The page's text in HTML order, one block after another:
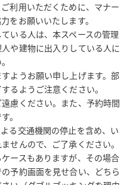
利用いただくために、マナー
をお願いいたします。
いる人は、本スペースの管理
や建物に出入りしている人に
ようお願い申し上げます。部
るようご注意ください。
慮ください。また、予約時間
。
る交通機関の停止を含め、い
せんので、ご了承ください。
ースもありますが、その場合
予約画面を見せ合い、どちら